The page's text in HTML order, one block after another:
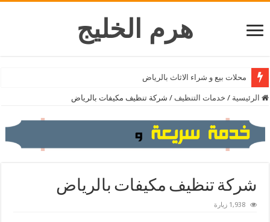
هرم الخليج
محلات بيع و شراء الاثاث بالرياض
شركة فك وتركيب مكيفات بالرياض
الرئيسية / خدمات التنظيف / شركة تنظيف مكيفات بالرياض
شركة تنظيف مكيفات بالرياض
1,938 زيارة